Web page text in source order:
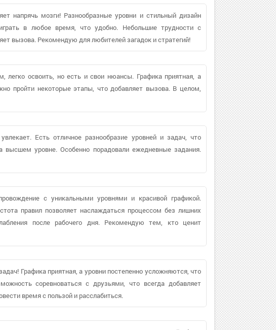
напрячь мозги! Разнообразные уровни и стильный дизайн
в любое время, что удобно. Небольшие трудности с
вызова. Рекомендую для любителей загадок и стратегий!
легко освоить, но есть и свои нюансы. Графика приятная, а
пройти некоторые этапы, что добавляет вызова. В целом,
Есть отличное разнообразие уровней и задач, что
высшем уровне. Особенно порадовали ежедневные задания.
с уникальными уровнями и красивой графикой.
правил позволяет наслаждаться процессом без лишних
после рабочего дня. Рекомендую тем, кто ценит
Графика приятная, а уровни постепенно усложняются, что
соревноваться с друзьями, что всегда добавляет
время с пользой и расслабиться.